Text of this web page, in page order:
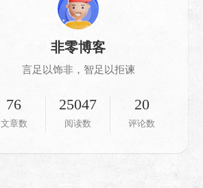
非零博客
言足以饰非，智足以拒谏
76
文章数
25047
阅读数
20
评论数